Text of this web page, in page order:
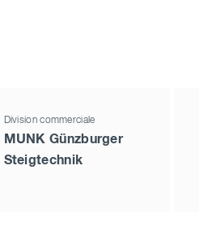
Division commerciale
MUNK Günzburger
Steigtechnik